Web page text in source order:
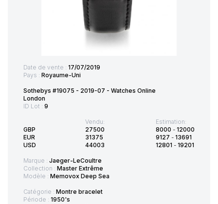
Date de vente : 17/07/2019
Pays : Royaume-Uni
Sothebys #19075 - 2019-07 - Watches Online
London
ID Lot : 9
GBP
EUR
USD
Vendu:
27500
31375
44003
Estimation:
8000 - 12000
9127 - 13691
12801 - 19201
Marque : Jaeger-LeCoultre
Collection : Master Extrême
Modèle : Memovox Deep Sea
Catégorie : Montre bracelet
Période : 1950's